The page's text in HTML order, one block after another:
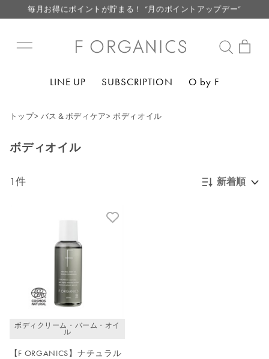
毎月お得にポイントが貯まる！ “月のポイントアップデー”
【重要】F ORGANICS Websiteの統合に関するお知らせ
毎月お得にポイントが貯まる！ “月のポイントアップデー”
LINE UP SUBSCRIPTION O by F
トップ> バス＆ボディケア>ボディオイル
ボディオイル
1件 新着順
ボディクリーム・バーム・オイ
ル
【F ORGANICS】ナチュラル